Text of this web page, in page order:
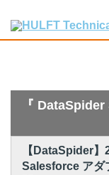
『
【DataSpider
Salesforce アダ